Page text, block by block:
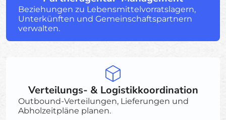
Beziehungen zu Lebensmittelvorratslagern,
Unterkünften und Gemeinschaftspartnern
verwalten.
Verteilungs- & Logistikkoordination
Outbound-Verteilungen, Lieferungen und
Abholzeitpläne planen.